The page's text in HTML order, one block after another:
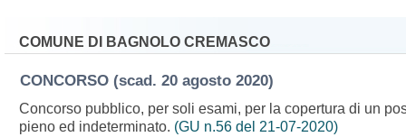
COMUNE DI BAGNOLO CREMASCO
CONCORSO (scad. 20 agosto 2020)
Concorso pubblico, per soli esami, per la copertura di un
pieno ed indeterminato. (GU n.56 del 21-07-2020)